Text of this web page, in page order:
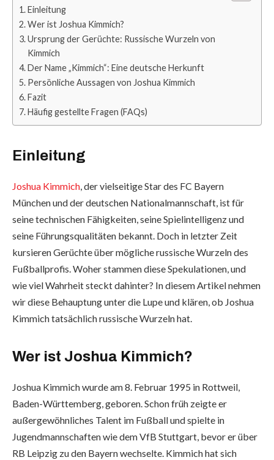
Einleitung
Wer ist Joshua Kimmich?
Ursprung der Gerüchte: Russische Wurzeln von
Kimmich
Der Name „Kimmich“: Eine deutsche Herkunft
Persönliche Aussagen von Joshua Kimmich
Fazit
Häufig gestellte Fragen (FAQs)
Einleitung
Joshua Kimmich, der vielseitige Star des FC Bayern
München und der deutschen Nationalmannschaft, ist für
seine technischen Fähigkeiten, seine Spielintelligenz und
seine Führungsqualitäten bekannt. Doch in letzter Zeit
kursieren Gerüchte über mögliche russische Wurzeln des
Fußballprofis. Woher stammen diese Spekulationen, und
wie viel Wahrheit steckt dahinter? In diesem Artikel nehmen
wir diese Behauptung unter die Lupe und klären, ob Joshua
Kimmich tatsächlich russische Wurzeln hat.
Wer ist Joshua Kimmich?
Joshua Kimmich wurde am 8. Februar 1995 in Rottweil,
Baden-Württemberg, geboren. Schon früh zeigte er
außergewöhnliches Talent im Fußball und spielte in
Jugendmannschaften wie dem VfB Stuttgart, bevor er über
RB Leipzig zu den Bayern wechselte. Kimmich hat sich